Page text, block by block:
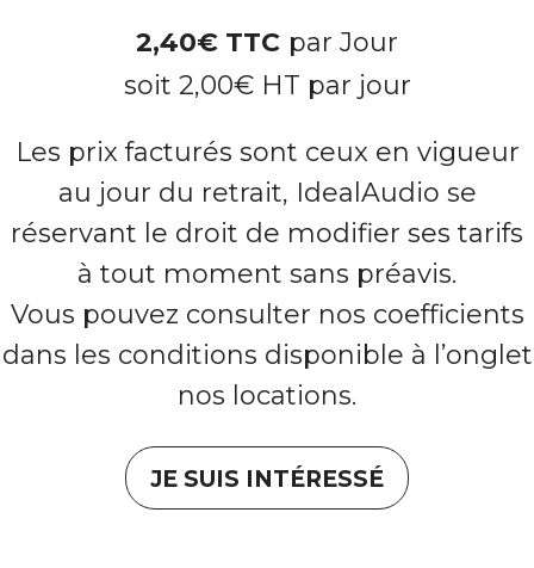
2,40€ TTC par Jour
soit 2,00€HT par jour
Les prix facturés sont ceux en vigueur
au jour du retrait, IdealAudio se
réservant le droit de modifier ses tarifs
à tout moment sans préavis.
Vous pouvez consulter nos coefficients
dans les conditions disponible à l’onglet
nos locations.
JE SUIS INTÉRESSÉ